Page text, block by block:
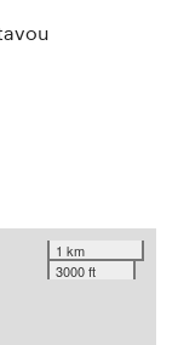
1 km
3000 ft